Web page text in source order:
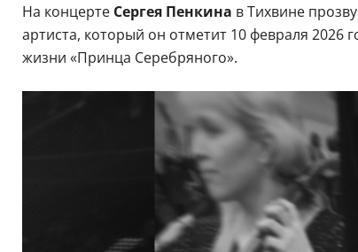
На концертеСергея Пенкина в Тихвине
артиста, который он отметит 10 февраля 2026
жизни «Принца Серебряного».